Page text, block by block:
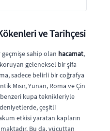
ve Tarihçesi
sahip olan hacamat,
geleneksel bir şifa
sadece belirli bir coğrafya
Mısır, Yunan, Roma ve Çin
kupa teknikleriyle
çeşitli
etkisi yaratan kapların
Bu da, vücuttan